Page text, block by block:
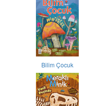
Bilim Çocuk